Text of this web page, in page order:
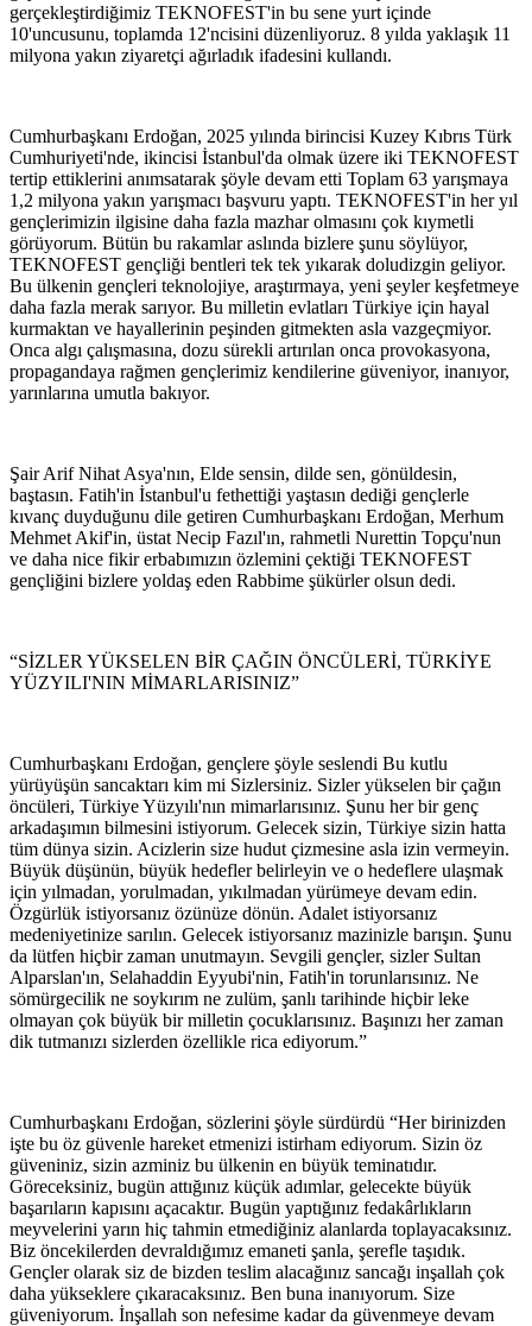
gerçekleştirdiğimiz TEKNOFEST'in bu sene yurt içinde
10'uncusunu, toplamda 12'ncisini düzenliyoruz. 8 yılda yaklaşık 11
milyona yakın ziyaretçi ağırladık ifadesini kullandı.
Cumhurbaşkanı Erdoğan, 2025 yılında birincisi Kuzey Kıbrıs Türk
Cumhuriyeti'nde, ikincisi İstanbul'da olmak üzere iki TEKNOFEST
tertip ettiklerini anımsatarak şöyle devam etti Toplam 63 yarışmaya
1,2 milyona yakın yarışmacı başvuru yaptı. TEKNOFEST'in her yıl
gençlerimizin ilgisine daha fazla mazhar olmasını çok kıymetli
görüyorum. Bütün bu rakamlar aslında bizlere şunu söylüyor,
TEKNOFEST gençliği bentleri tek tek yıkarak doludizgin geliyor.
Bu ülkenin gençleri teknolojiye, araştırmaya, yeni şeyler keşfetmeye
daha fazla merak sarıyor. Bu milletin evlatları Türkiye için hayal
kurmaktan ve hayallerinin peşinden gitmekten asla vazgeçmiyor.
Onca algı çalışmasına, dozu sürekli artırılan onca provokasyona,
propagandaya rağmen gençlerimiz kendilerine güveniyor, inanıyor,
yarınlarına umutla bakıyor.
Şair Arif Nihat Asya'nın, Elde sensin, dilde sen, gönüldesin,
baştasın. Fatih'in İstanbul'u fethettiği yaştasın dediği gençlerle
kıvanç duyduğunu dile getiren Cumhurbaşkanı Erdoğan, Merhum
Mehmet Akif'in, üstat Necip Fazıl'ın, rahmetli Nurettin Topçu'nun
ve daha nice fikir erbabımızın özlemini çektiği TEKNOFEST
gençliğini bizlere yoldaş eden Rabbime şükürler olsun dedi.
“SİZLER YÜKSELEN BİR ÇAĞIN ÖNCÜLERİ, TÜRKİYE
YÜZYILI'NIN MİMARLARISINIZ”
Cumhurbaşkanı Erdoğan, gençlere şöyle seslendi Bu kutlu
yürüyüşün sancaktarı kim mi Sizlersiniz. Sizler yükselen bir çağın
öncüleri, Türkiye Yüzyılı'nın mimarlarısınız. Şunu her bir genç
arkadaşımın bilmesini istiyorum. Gelecek sizin, Türkiye sizin hatta
tüm dünya sizin. Acizlerin size hudut çizmesine asla izin vermeyin.
Büyük düşünün, büyük hedefler belirleyin ve o hedeflere ulaşmak
için yılmadan, yorulmadan, yıkılmadan yürümeye devam edin.
Özgürlük istiyorsanız özünüze dönün. Adalet istiyorsanız
medeniyetinize sarılın. Gelecek istiyorsanız mazinizle barışın. Şunu
da lütfen hiçbir zaman unutmayın. Sevgili gençler, sizler Sultan
Alparslan'ın, Selahaddin Eyyubi'nin, Fatih'in torunlarısınız. Ne
sömürgecilik ne soykırım ne zulüm, şanlı tarihinde hiçbir leke
olmayan çok büyük bir milletin çocuklarısınız. Başınızı her zaman
dik tutmanızı sizlerden özellikle rica ediyorum.”
Cumhurbaşkanı Erdoğan, sözlerini şöyle sürdürdü “Her birinizden
işte bu öz güvenle hareket etmenizi istirham ediyorum. Sizin öz
güveniniz, sizin azminiz bu ülkenin en büyük teminatıdır.
Göreceksiniz, bugün attığınız küçük adımlar, gelecekte büyük
başarıların kapısını açacaktır. Bugün yaptığınız fedakârlıkların
meyvelerini yarın hiç tahmin etmediğiniz alanlarda toplayacaksınız.
Biz öncekilerden devraldığımız emaneti şanla, şerefle taşıdık.
Gençler olarak siz de bizden teslim alacağınız sancağı inşallah çok
daha yükseklere çıkaracaksınız. Ben buna inanıyorum. Size
güveniyorum. İnşallah son nefesime kadar da güvenmeye devam